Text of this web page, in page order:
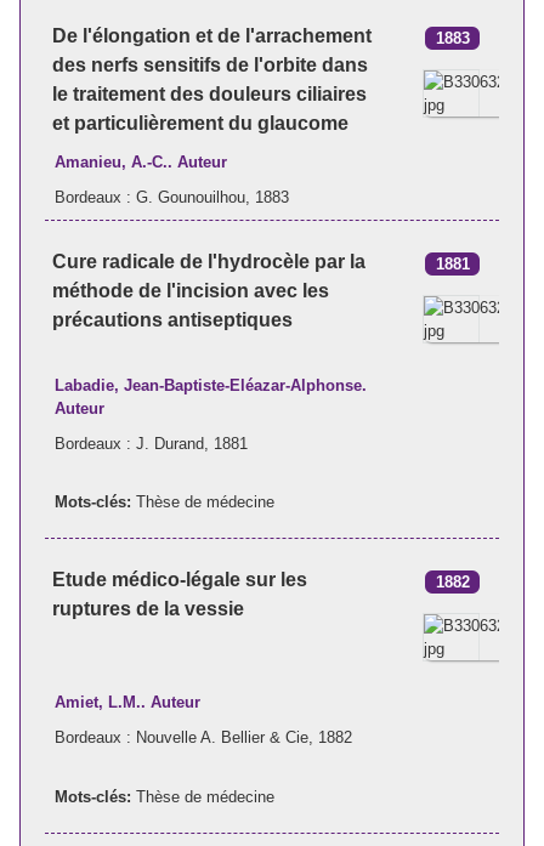
De l'élongation et de l'arrachement
des nerfs sensitifs de l'orbite dans
le traitement des douleurs ciliaires
et particulièrement du glaucome
1883
Amanieu, A.-C.. Auteur
Bordeaux : G. Gounouilhou, 1883
Cure radicale de l'hydrocèle par la
méthode de l'incision avec les
précautions antiseptiques
1881
Labadie, Jean-Baptiste-Eléazar-Alphonse.
Auteur
Bordeaux : J. Durand, 1881
Mots-clés: Thèse de médecine
Etude médico-légale sur les
ruptures de la vessie
1882
Amiet, L.M.. Auteur
Bordeaux : Nouvelle A. Bellier & Cie, 1882
Mots-clés: Thèse de médecine